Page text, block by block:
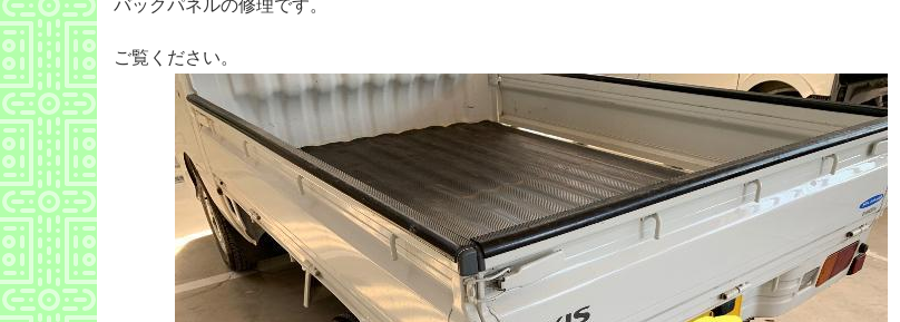
バックパネルの修理です。
ご覧ください。